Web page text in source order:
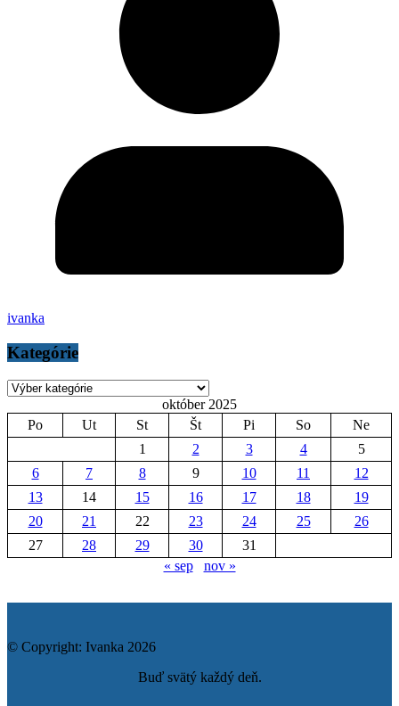
ivanka
Kategórie
Kategórie
október 2025
Po
Ut St Št Pi So
Ne
1
2 3 4
5
6
7 8 9 10 11
12
13
14 15 16 17 18
19
20
21 22 23 24 25
26
27
28 29 30
31
« sep
nov »
© Copyright: Ivanka 2026
Buď svätý každý deň.